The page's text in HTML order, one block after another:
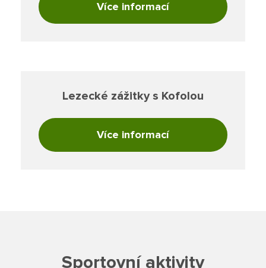
Dokumenty ZŠ
Rozvrhy ZŠS
Kontakty ZŠS
Kontakty MŠ
Více informací
Lezecké zážitky s Kofolou
Více informací
Sportovní aktivity